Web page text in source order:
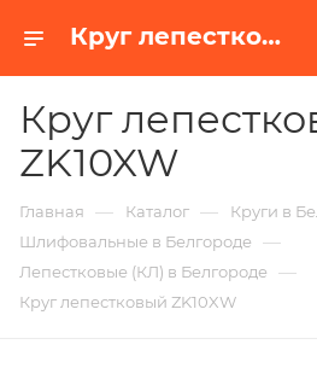
Круг лепестковый ZK10XW в Белгороде | Купить по недорогой цене от Абразивного Завода
Круг
ZK10XW
Главная — Каталог — Круги в
Шлифовальные в Белгороде —
Лепестковые (КЛ) в Белгороде —
Круг лепестковый ZK10XW